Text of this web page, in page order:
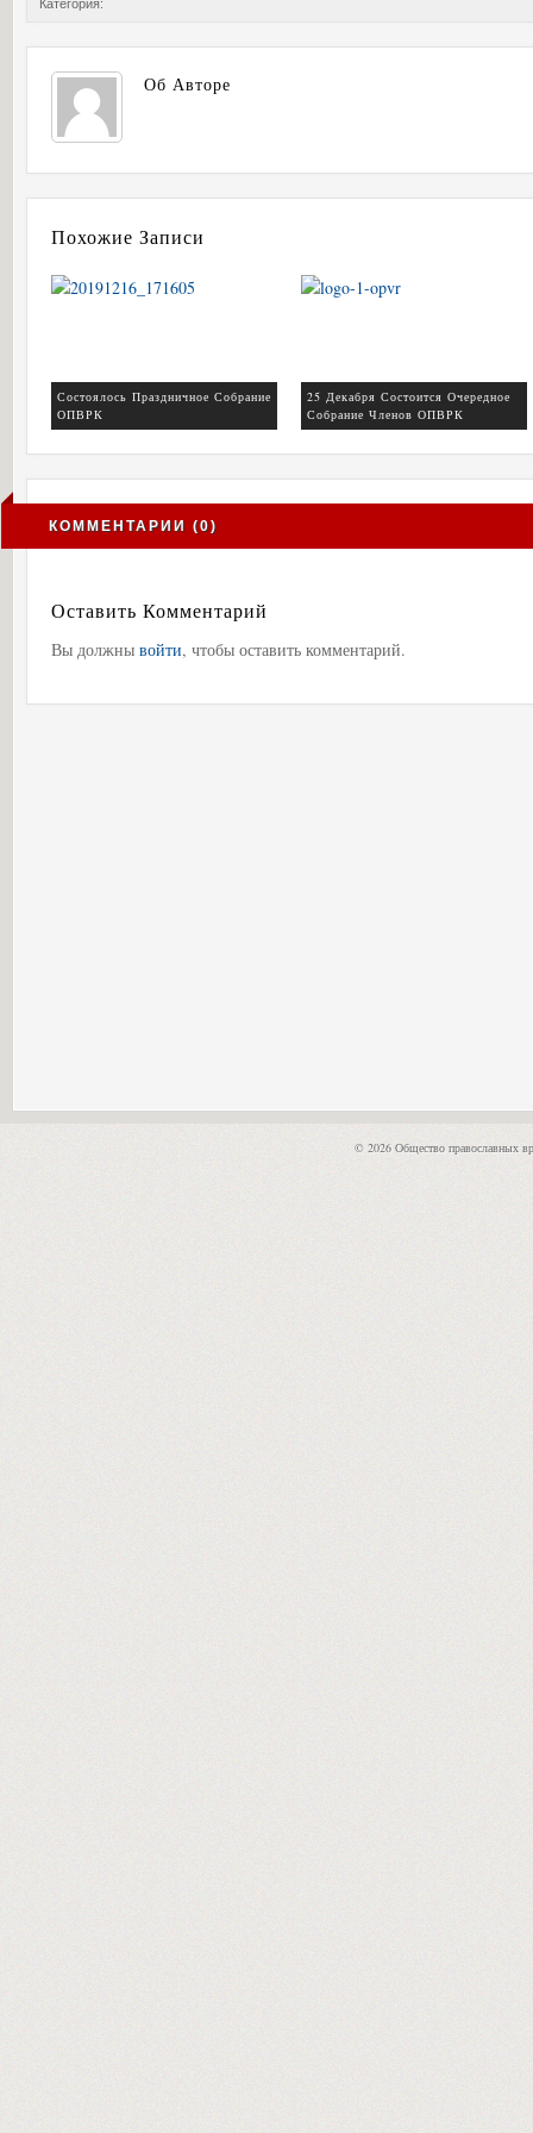
Категория:
Об Авторе
Похожие Записи
Состоялось Праздничное Собрание
ОПВРК
25 Декабря Состоится Очередное
Собрание Членов ОПВРК
КОММЕНТАРИИ (0)
Оставить Комментарий
Вы должны войти, чтобы оставить комментарий.
© 2026 Общество православных